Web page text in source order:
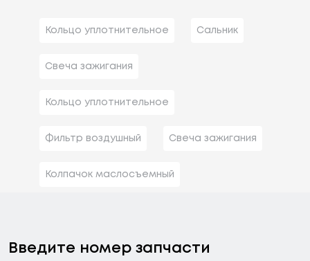
Кольцо уплотнительное Сальник
Свеча зажигания
Кольцо уплотнительное
Фильтр воздушный Свеча зажигания
Колпачок маслосъемный
Введите номер запчасти